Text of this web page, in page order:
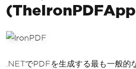
.NETでPDFを生成する最も一般的